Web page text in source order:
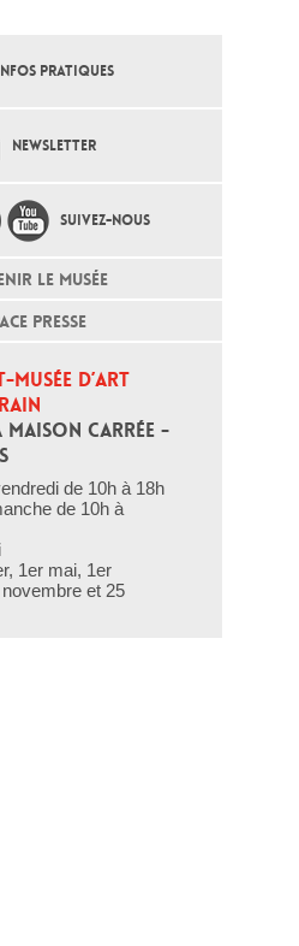
PRATIQUES
NEWSLETTER
SUIVEZ-NOUS
LE MUSÉE
PRESSE
MUSÉE D’ART
MAISON CARRÉE -
de 10h à 18h
de 10h à
1er mai, 1er
et 25